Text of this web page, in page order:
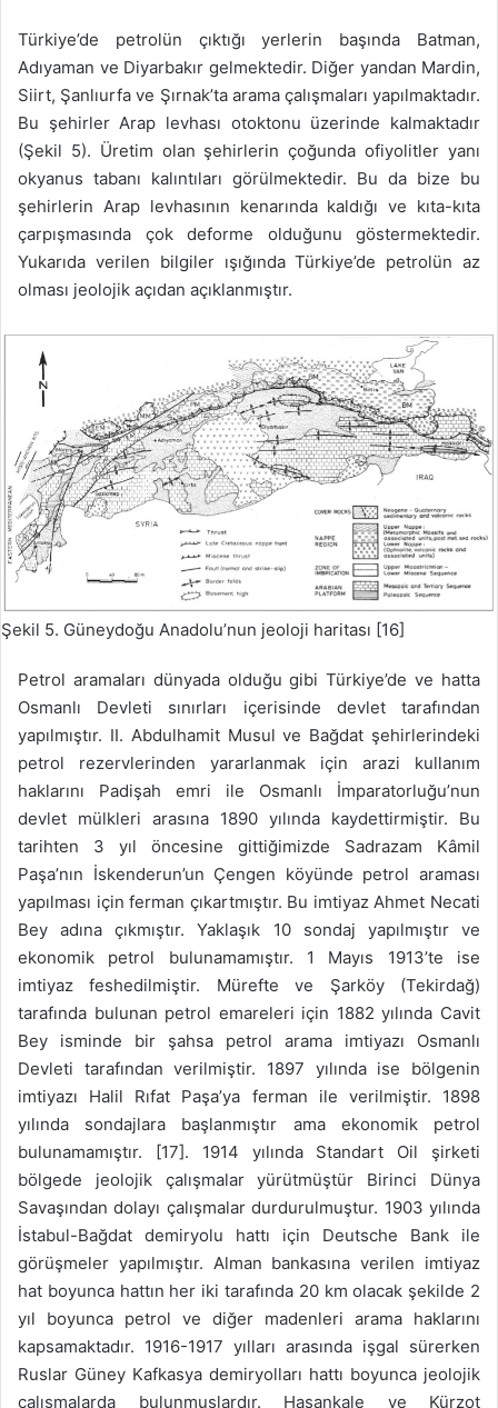
Türkiye’de petrolün çıktığı yerlerin başında Batman,
Adıyaman ve Diyarbakır gelmektedir. Diğer yandan Mardin,
Siirt, Şanlıurfa ve Şırnak’ta arama çalışmaları yapılmaktadır.
Bu şehirler Arap levhası otoktonu üzerinde kalmaktadır
(Şekil 5). Üretim olan şehirlerin çoğunda ofiyolitler yanı
okyanus tabanı kalıntıları görülmektedir. Bu da bize bu
şehirlerin Arap levhasının kenarında kaldığı ve kıta-kıta
çarpışmasında çok deforme olduğunu göstermektedir.
Yukarıda verilen bilgiler ışığında Türkiye’de petrolün az
olması jeolojik açıdan açıklanmıştır.
Şekil 5. Güneydoğu Anadolu’nun jeoloji haritası [16]
Petrol aramaları dünyada olduğu gibi Türkiye’de ve hatta
Osmanlı Devleti sınırları içerisinde devlet tarafından
yapılmıştır. II. Abdulhamit Musul ve Bağdat şehirlerindeki
petrol rezervlerinden yararlanmak için arazi kullanım
haklarını Padişah emri ile Osmanlı İmparatorluğu’nun
devlet mülkleri arasına 1890 yılında kaydettirmiştir. Bu
tarihten 3 yıl öncesine gittiğimizde Sadrazam Kâmil
Paşa’nın İskenderun’un Çengen köyünde petrol araması
yapılması için ferman çıkartmıştır. Bu imtiyaz Ahmet Necati
Bey adına çıkmıştır. Yaklaşık 10 sondaj yapılmıştır ve
ekonomik petrol bulunamamıştır. 1 Mayıs 1913’te ise
imtiyaz feshedilmiştir. Mürefte ve Şarköy (Tekirdağ)
tarafında bulunan petrol emareleri için 1882 yılında Cavit
Bey isminde bir şahsa petrol arama imtiyazı Osmanlı
Devleti tarafından verilmiştir. 1897 yılında ise bölgenin
imtiyazı Halil Rıfat Paşa’ya ferman ile verilmiştir. 1898
yılında sondajlara başlanmıştır ama ekonomik petrol
bulunamamıştır. [17]. 1914 yılında Standart Oil şirketi
bölgede jeolojik çalışmalar yürütmüştür Birinci Dünya
Savaşından dolayı çalışmalar durdurulmuştur. 1903 yılında
İstabul-Bağdat demiryolu hattı için Deutsche Bank ile
görüşmeler yapılmıştır. Alman bankasına verilen imtiyaz
hat boyunca hattın her iki tarafında 20 km olacak şekilde 2
yıl boyunca petrol ve diğer madenleri arama haklarını
kapsamaktadır. 1916-1917 yılları arasında işgal sürerken
Ruslar Güney Kafkasya demiryolları hattı boyunca jeolojik
çalışmalarda bulunmuşlardır. Hasankale ve Kürzot